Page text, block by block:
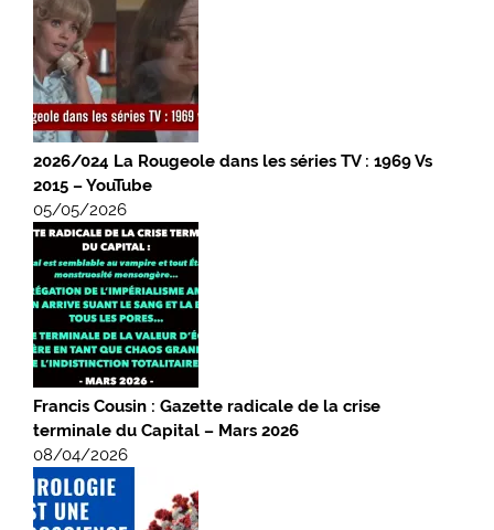
2026/024 La Rougeole dans les séries TV : 1969 Vs
2015 – YouTube
05/05/2026
Francis Cousin : Gazette radicale de la crise
terminale du Capital – Mars 2026
08/04/2026